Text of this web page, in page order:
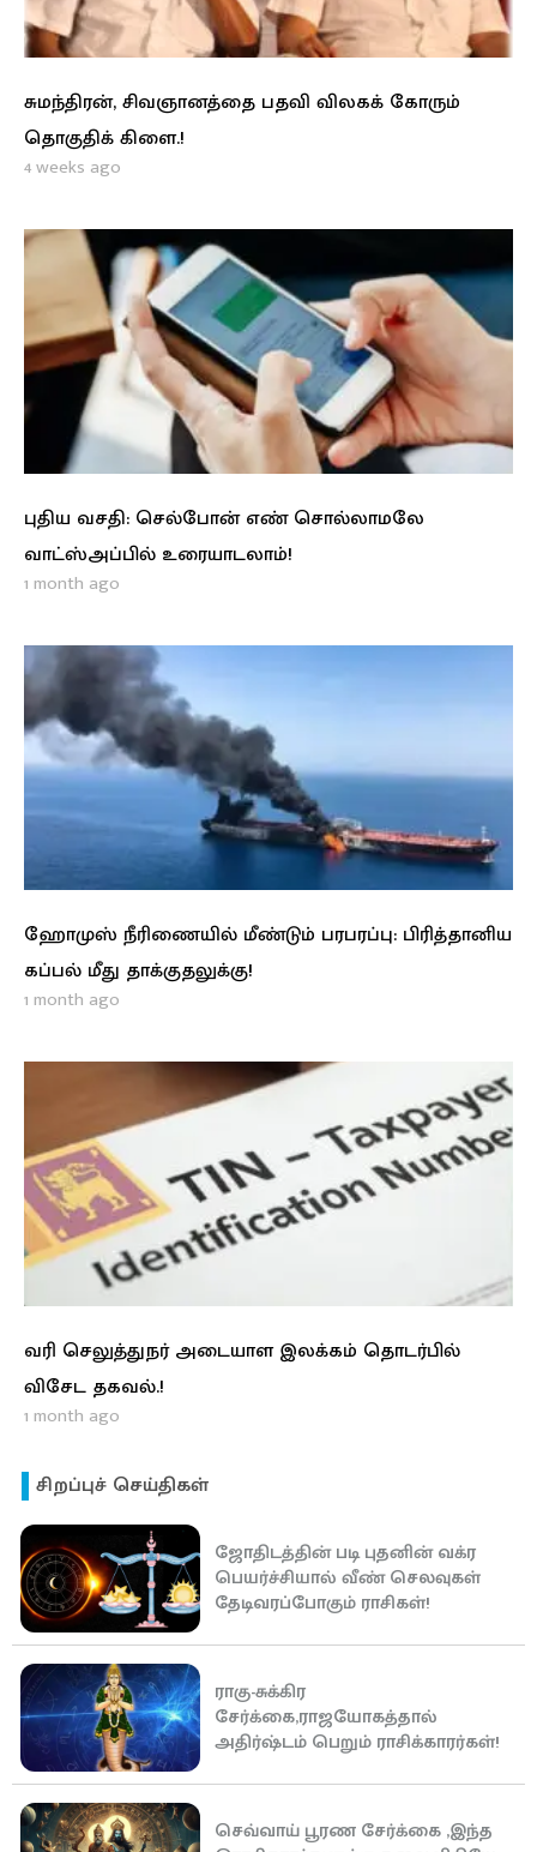
சுமந்திரன், சிவஞானத்தை பதவி விலகக் கோரும்
தொகுதிக் கிளை.!
4 weeks ago
புதிய வசதி: செல்போன் எண் சொல்லாமலே
வாட்ஸ்அப்பில் உரையாடலாம்!
1 month ago
ஹோமுஸ் நீரிணையில் மீண்டும் பரபரப்பு: பிரித்தானிய
கப்பல் மீது தாக்குதலுக்கு!
1 month ago
வரி செலுத்துநர் அடையாள இலக்கம் தொடர்பில்
விசேட தகவல்.!
1 month ago
சிறப்புச் செய்திகள்
ஜோதிடத்தின் படி புதனின் வக்ர
பெயர்ச்சியால் வீண் செலவுகள்
தேடிவரப்போகும் ராசிகள்!
ராகு-சுக்கிர
சேர்க்கை,ராஜயோகத்தால்
அதிர்ஷ்டம் பெறும் ராசிக்காரர்கள்!
செவ்வாய் பூரண சேர்க்கை ,இந்த